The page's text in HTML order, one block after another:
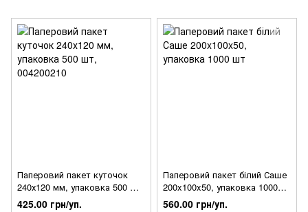
Паперовий пакет куточок
240х120 мм, упаковка 500 шт,
004200210
425.00 грн/уп.
Паперовий пакет білий Саше
200x100x50, упаковка 1000
шт
560.00 грн/уп.